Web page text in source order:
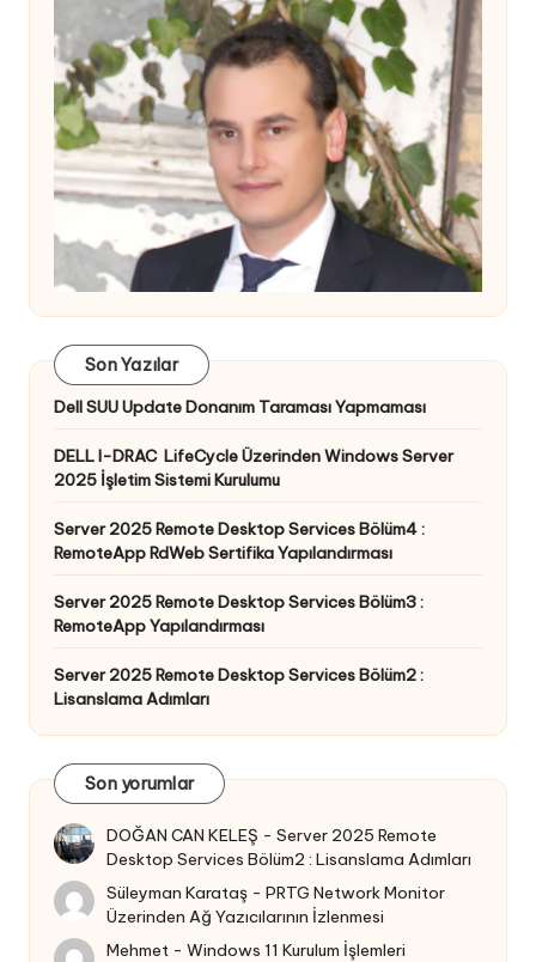
Son Yazılar
Dell SUU Update Donanım Taraması Yapmaması
DELL I-DRAC LifeCycle Üzerinden Windows Server
2025 İşletim Sistemi Kurulumu
Server 2025 Remote Desktop Services Bölüm4 :
RemoteApp RdWeb Sertifika Yapılandırması
Server 2025 Remote Desktop Services Bölüm3 :
RemoteApp Yapılandırması
Server 2025 Remote Desktop Services Bölüm2 :
Lisanslama Adımları
Son yorumlar
DOĞAN CAN KELEŞ -Server 2025 Remote
Desktop Services Bölüm2 : Lisanslama Adımları
Süleyman Karataş -PRTG Network Monitor
Üzerinden Ağ Yazıcılarının İzlenmesi
Mehmet -Windows 11 Kurulum İşlemleri